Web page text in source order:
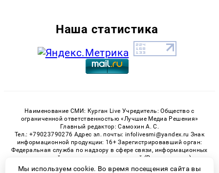
Наша статистика
Наименование СМИ: Курган Live Учредитель: Общество с
ограниченной ответственностью «Лучшие Медиа Решения»
Главный редактор: Самохин А. С.
Тел.: +79023790276 Адрес эл. почты: infolivesmi@yandex.ru Знак
информационной продукции: 16+ Зарегистрировавший орган:
Федеральная служба по надзору в сфере связи, информационных
технологий и массовых коммуникаций (Роскомнадзор)
Регистрационный номер СМИ ЭЛ № ФС 77 - 82535 от 21.01.2022
Мы используем cookie. Во время посещения сайта вы